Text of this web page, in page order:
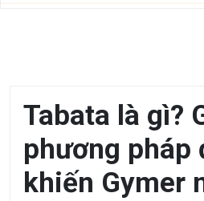
Tabata là gì?
phương pháp
khiến Gymer